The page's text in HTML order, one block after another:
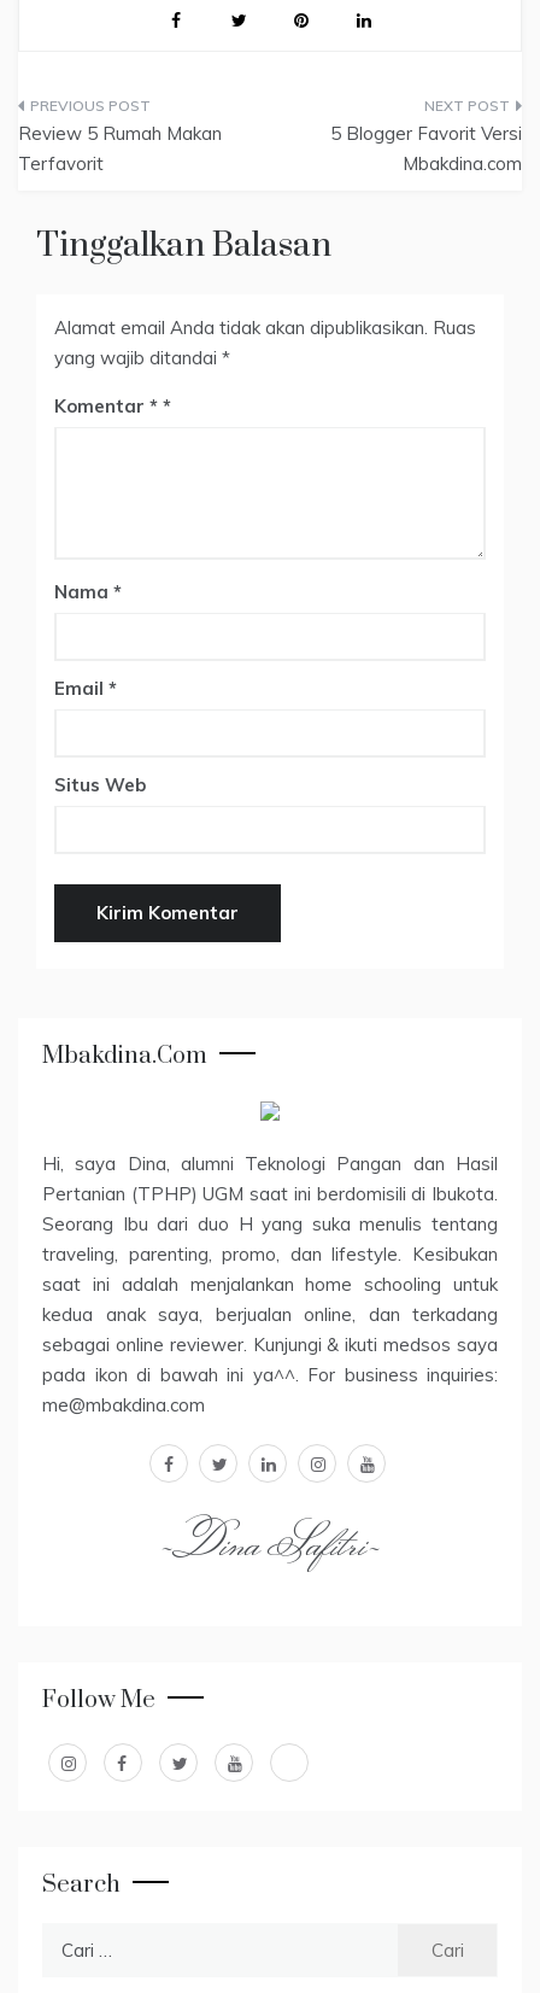
Navigasi
pos
Review 5 Rumah Makan
Terfavorit
5 Blogger Favorit Versi
Mbakdina.com
Tinggalkan Balasan
Alamat email Anda tidak akan dipublikasikan. Ruas
yang wajib ditandai *
Komentar *
Nama *
Email *
Situs Web
Mbakdina.com
Hi, saya Dina, alumni Teknologi Pangan dan Hasil
Pertanian (TPHP) UGM saat ini berdomisili di Ibukota.
Seorang Ibu dari duo H yang suka menulis tentang
traveling, parenting, promo, dan lifestyle. Kesibukan
saat ini adalah menjalankan home schooling untuk
kedua anak saya, berjualan online, dan terkadang
sebagai online reviewer. Kunjungi & ikuti medsos saya
pada ikon di bawah ini ya^^. For business inquiries:
me@mbakdina.com
facebooktwitterlinkedininstagram
youtube
~Dina Safitri~
Follow Me
Search